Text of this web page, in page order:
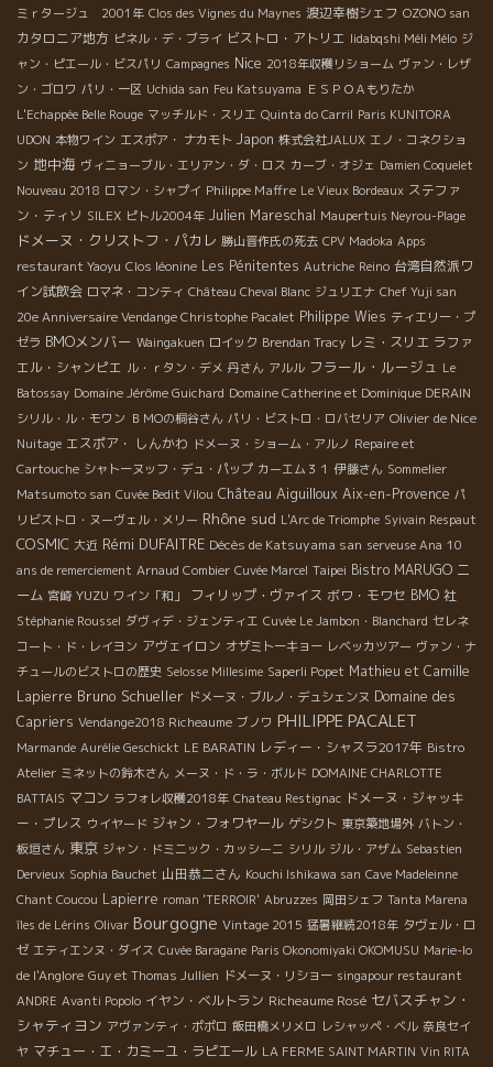
ミｒタージュ 2001年 Clos des Vignes du Maynes 渡辺幸樹シェフ OZONO san
カタロニア地方 ピネル・デ・ブライ ビストロ・アトリエ Iidabqshi Méli Mélo ジ
ャン・ピエール・ビスパリ Campagnes Nice 2018年収穫リショーム ヴァン・レザ
ン・ゴロワ パリ・一区 Uchida san Feu Katsuyama ＥＳＰＯＡもりたか
L'Echappée Belle Rouge マッチルド・スリエ Quinta do Carril Paris KUNITORA
UDON 本物ワイン エスポア・ ナカモト Japon 株式会社JALUX エノ・コネクショ
ン 地中海 ヴィニョーブル・エリアン・ダ・ロス カーブ・オジェ Damien Coquelet
Nouveau 2018 ロマン・シャプイ Philippe Maffre Le Vieux Bordeaux ステファ
ン・ティソ SILEX ピトル2004年 Julien Mareschal Maupertuis Neyrou-Plage
ドメーヌ・クリストフ・パカレ 勝山晋作氏の死去 CPV Madoka Apps
restaurant Yaoyu Clos léonine Les Pénitentes Autriche Reino 台湾自然派ワ
イン試飲会 ロマネ・コンティ Château Cheval Blanc ジュリエナ Chef Yuji san
20e Anniversaire Vendange Christophe Pacalet Philippe Wies ティエリー・プ
ゼラ BMOメンバー Waingakuen ロイック Brendan Tracy レミ・スリエ ラファ
エル・シャンピエ ル・ｒタン・デメ 丹さん アルル フラール・ルージュ Le
Batossay Domaine Jérôme Guichard Domaine Catherine et Dominique DERAIN
シリル・ル・モワン ＢＭОの桐谷さん パリ・ビストロ・ロバセリア Olivier de Nice
Nuitage エスポア・ しんかわ ドメーヌ・ショーム・アルノ Repaire et
Cartouche シャトーヌッフ・デュ・パップ カーエム３１ 伊藤さん Sommelier
Matsumoto san Cuvée Bedit Vilou Château Aiguilloux Aix-en-Provence パ
リビストロ・ヌーヴェル・メリー Rhône sud L'Arc de Triomphe Syivain Respaut
COSMIC 大近 Rémi DUFAITRE Décès de Katsuyama san serveuse Ana 10
ans de remerciement Arnaud Combier Cuvée Marcel Taipei Bistro MARUGO ニ
ーム 宮崎 YUZU ワイン「和」 フィリップ・ヴァイス ボワ・モワセ BMO 社
Stéphanie Roussel ダヴィデ・ジェンティエ Cuvée Le Jambon・Blanchard セレネ
コート・ド・レイヨン アヴェイロン オザミトーキョー レベッカツアー ヴァン・ナ
チュールのビストロの歴史 Selosse Millesime Saperli Popet Mathieu et Camille
Lapierre Bruno Schueller ドメーヌ・ブルノ・デュシェンヌ Domaine des
Capriers Vendange2018 Richeaume ブノワ PHILIPPE PACALET
Marmande Aurélie Geschickt LE BARATIN レディー・シャスラ2017年 Bistro
Atelier ミネットの鈴木さん メーヌ・ド・ラ・ボルド DOMAINE CHARLOTTE
BATTAIS マコン ラフォレ収穫2018年 Chateau Restignac ドメーヌ・ジャッキ
ー・プレス ウイヤード ジャン・フォワヤール ゲシクト 東京築地場外 バトン・
板垣さん 東京 ジャン・ドミニック・カッシーニ シリル ジル・アザム Sebastien
Dervieux Sophia Bauchet 山田恭二さん Kouchi Ishikawa san Cave Madeleinne
Chant Coucou Lapierre roman 'TERROIR' Abruzzes 岡田シェフ Tanta Marena
îles de Lérins Olivar Bourgogne Vintage 2015 猛暑継続2018年 タヴェル・ロ
ゼ エティエンヌ・ダイス Cuvée Baragane Paris Okonomiyaki OKOMUSU Marie-lo
de l'Anglore Guy et Thomas Jullien ドメーヌ・リショー singapour restaurant
ANDRE Avanti Popolo イヤン・ベルトラン Richeaume Rosé セバスチャン・
シャティヨン アヴァンティ・ポポロ 飯田橋メリメロ レシャッペ・ベル 奈良セイ
ヤ マチュー・エ・カミーユ・ラピエール LA FERME SAINT MARTIN Vin RITA